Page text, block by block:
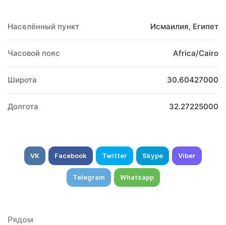
Населённый пункт Исмаилия, Египет
Часовой пояс Africa/Cairo
Широта 30.60427000
Долгота 32.27225000
VK Facebook Twitter Skype Viber
Telegram Whatsapp
Рядом